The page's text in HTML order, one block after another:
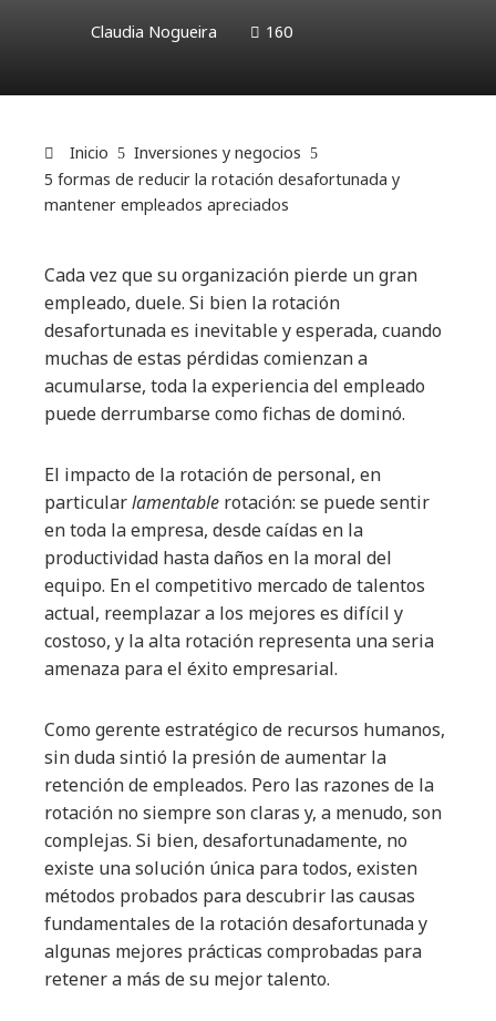
Claudia Nogueira 160
Inicio
Inversiones y negocios
5 formas de reducir la rotación desafortunada y
mantener empleados apreciados
Cada vez que su organización pierde un gran
empleado, duele. Si bien la rotación
desafortunada es inevitable y esperada, cuando
muchas de estas pérdidas comienzan a
acumularse, toda la experiencia del empleado
puede derrumbarse como fichas de dominó.
El impacto de la rotación de personal, en
particularlamentable rotación: se puede sentir
en toda la empresa, desde caídas en la
productividad hasta daños en la moral del
equipo. En el competitivo mercado de talentos
actual, reemplazar a los mejores es difícil y
costoso, y la alta rotación representa una seria
amenaza para el éxito empresarial.
Como gerente estratégico de recursos humanos,
sin duda sintió la presión de aumentar la
retención de empleados. Pero las razones de la
rotación no siempre son claras y, a menudo, son
complejas. Si bien, desafortunadamente, no
existe una solución única para todos, existen
métodos probados para descubrir las causas
fundamentales de la rotación desafortunada y
algunas mejores prácticas comprobadas para
retener a más de su mejor talento.